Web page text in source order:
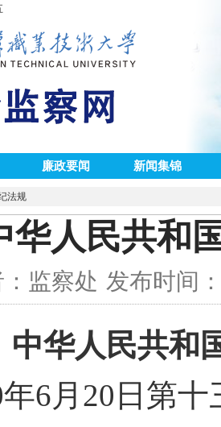
廉政要闻 新闻集锦
法规
华人民共和
监察处 发布时间
中华人民共和
年6月20日第